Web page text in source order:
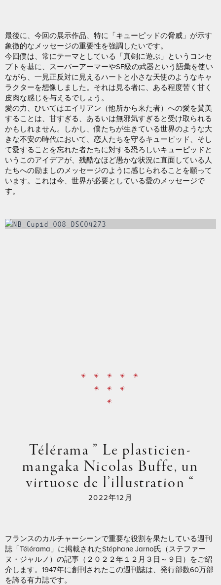
最後に、今回の展示作品、特に「キューピッドの脅威」が示す
象徴的なメッセージの重要性を強調したいです。
今回僕は、常にテーマとしている「真剣に遊ぶ」というコンセ
プトを基に、スーパーアーマーやSF級の武器という語彙を使い
ながら、一見正反対に見えるハートと小さな天使のようなキャ
ラクターを想像しました。それは見る者に、ある程度苦く甘く
皮肉な感じを与えるでしょう。
愛の力、ひいてはエイリアン（他所から来た者）への愛を賛美
することは、甘すぎる、あるいは無邪気すぎると受け取られる
かもしれません。しかし、僕たちが生きている世界のような大
きな不安の時代において、恋人たちを守るキューピッド、そし
て愛することを忘れた者たちに対する恐ろしいキューピッドと
いうこのアイデアが、残酷なほど愚かな状況に直面している人
たちへの励ましのメッセージのように感じられることを願って
います。これは今、世界が必要としている愛のメッセージで
す。
* * * * *
* * *
*
Télérama ” Le plasticien-
mangaka Nicolas Buffe, un
virtuose de l’illustration “
2022年12月
フランスのカルチャーシーンで重要な役割を果たしている週刊
誌「Télérama」に掲載されたStéphane Jarno氏（ステファー
ヌ・ジャルノ）の記事（２０２２年１２月３日～９日）をご紹
介します。1947年に創刊されたこの週刊誌は、発行部数60万部
を誇る有力誌です。